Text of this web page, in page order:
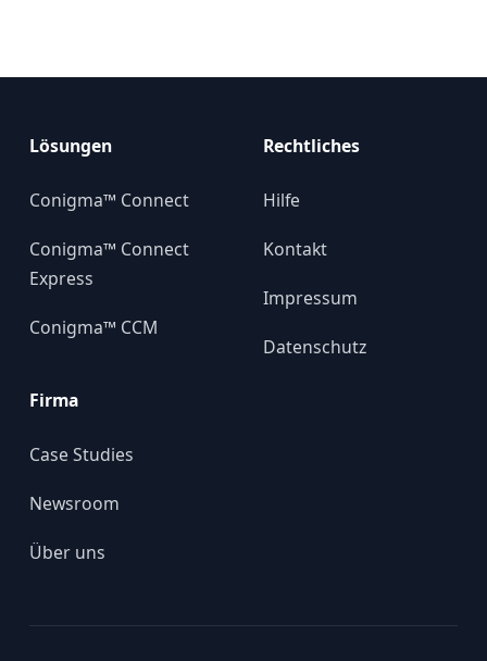
Lösungen
Conigma™ Connect
Conigma™ Connect
Express
Conigma™ CCM
Firma
Case Studies
Newsroom
Über uns
Rechtliches
Hilfe
Kontakt
Impressum
Datenschutz